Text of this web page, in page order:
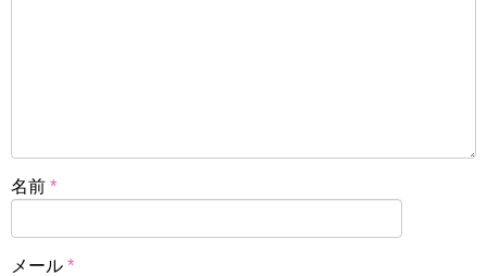
名前 *
メール *